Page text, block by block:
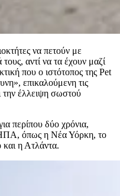
να πετούν με
τους, αντί να τα έχουν μαζί
που ο ιστότοπος της Pet
επικαλούμενη τις
την έλλειψη σωστού
περίπου δύο χρόνια,
ΗΠΑ, όπως η Νέα Υόρκη, το
και η Ατλάντα.